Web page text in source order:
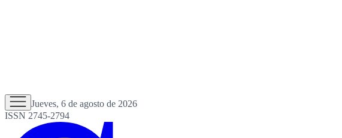
Jueves, 6 de agosto de 2026
ISSN 2745-2794